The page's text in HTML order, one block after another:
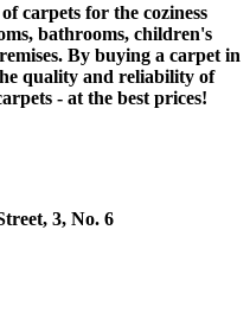
carpets for the coziness
bathrooms, children's
By buying a carpet in
quality and reliability of
- at the best prices!
3, No. 6